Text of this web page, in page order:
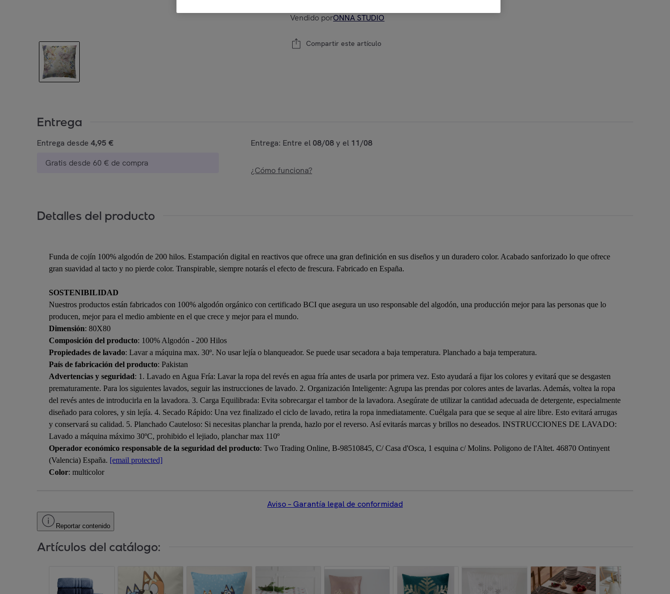
Vendido porONNA STUDIO
Compartir este artículo
Entrega
Entrega desde 4,95 €
Gratis desde 60 € de compra
Entrega: Entre el 08/08y el 11/08
¿Cómo funciona?
Detalles del producto
Funda de cojín 100% algodón de 200 hilos. Estampación digital en reactivos que ofrece una gran definición en sus diseños y un duradero color. Acabado sanforizado lo que ofrece
gran suavidad al tacto y no pierde color. Transpirable, siempre notarás el efecto de frescura. Fabricado en España.
SOSTENIBILIDAD
Nuestros productos están fabricados con 100% algodón orgánico con certificado BCI que asegura un uso responsable del algodón, una producción mejor para las personas que lo
producen, mejor para el medio ambiente en el que crece y mejor para el mundo.
Dimensión: 80X80
Composición del producto: 100% Algodón - 200 Hilos
Propiedades de lavado: Lavar a máquina max. 30º. No usar lejía o blanqueador. Se puede usar secadora a baja temperatura. Planchado a baja temperatura.
País de fabricación del producto: Pakistan
Advertencias y seguridad: 1. Lavado en Agua Fría: Lavar la ropa del revés en agua fría antes de usarla por primera vez. Esto ayudará a fijar los colores y evitará que se desgasten
prematuramente. Para los siguientes lavados, seguir las instrucciones de lavado. 2. Organización Inteligente: Agrupa las prendas por colores antes de lavarlas. Además, voltea la ropa
del revés antes de introducirla en la lavadora. 3. Carga Equilibrada: Evita sobrecargar el tambor de la lavadora. Asegúrate de utilizar la cantidad adecuada de detergente, especialmente
diseñado para colores, y sin lejía. 4. Secado Rápido: Una vez finalizado el ciclo de lavado, retira la ropa inmediatamente. Cuélgala para que se seque al aire libre. Esto evitará arrugas
y conservará su calidad. 5. Planchado Cauteloso: Si necesitas planchar la prenda, hazlo por el reverso. Así evitarás marcas y brillos no deseados. INSTRUCCIONES DE LAVADO:
Lavado a máquina máximo 30ºC, prohibido el lejiado, planchar max 110º
Operador económico responsable de la seguridad del producto: Two Trading Online, B-98510845, C/ Casa d'Osca, 1 esquina c/ Molins. Poligono de l'Altet. 46870 Ontinyent
(Valencia) España. [email protected]
Color: multicolor
Aviso – Garantía legal de conformidad
Reportar contenido
Artículos del catálogo: